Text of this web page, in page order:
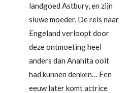
landgoed Astbury, en zijn
sluwe moeder. De reis naar
Engeland verloopt door
deze ontmoeting heel
anders dan Anahita ooit
had kunnen denken… Een
eeuw later komt actrice